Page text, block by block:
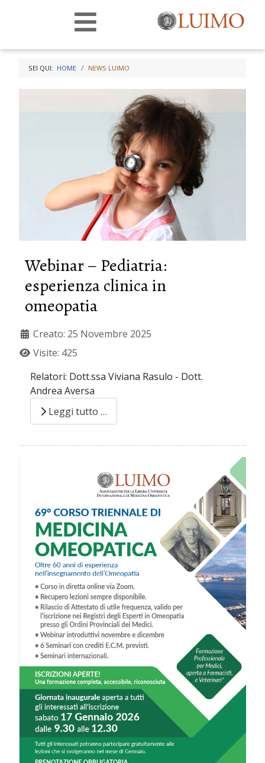
SEI QUI: HOME NEWS LUIMO
Webinar – Pediatria:
esperienza clinica in
omeopatia
Creato: 25 Novembre 2025
Visite: 425
Relatori: Dott.ssa Viviana Rasulo - Dott.
Andrea Aversa
Leggi tutto …